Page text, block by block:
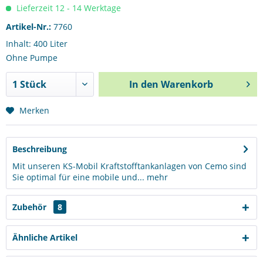
Lieferzeit 12 - 14 Werktage
Artikel-Nr.: 7760
Inhalt: 400 Liter
Ohne Pumpe
In den Warenkorb
Merken
Beschreibung
Mit unseren KS-Mobil Kraftstofftankanlagen von Cemo sind
Sie optimal für eine mobile und... mehr
Zubehör 8
Ähnliche Artikel